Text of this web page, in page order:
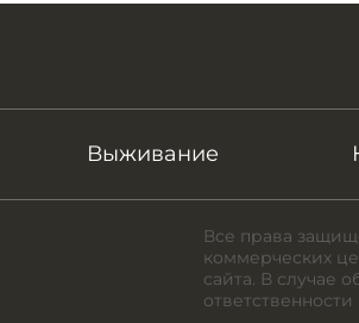
Выживание
Все права
коммерческих
сайта. В случае